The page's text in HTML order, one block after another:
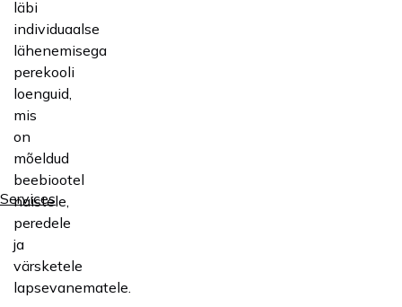
Services
läbi
individuaalse
lähenemisega
perekooli
loenguid,
mis
on
mõeldud
beebiootel
naistele,
peredele
ja
värsketele
lapsevanematele.